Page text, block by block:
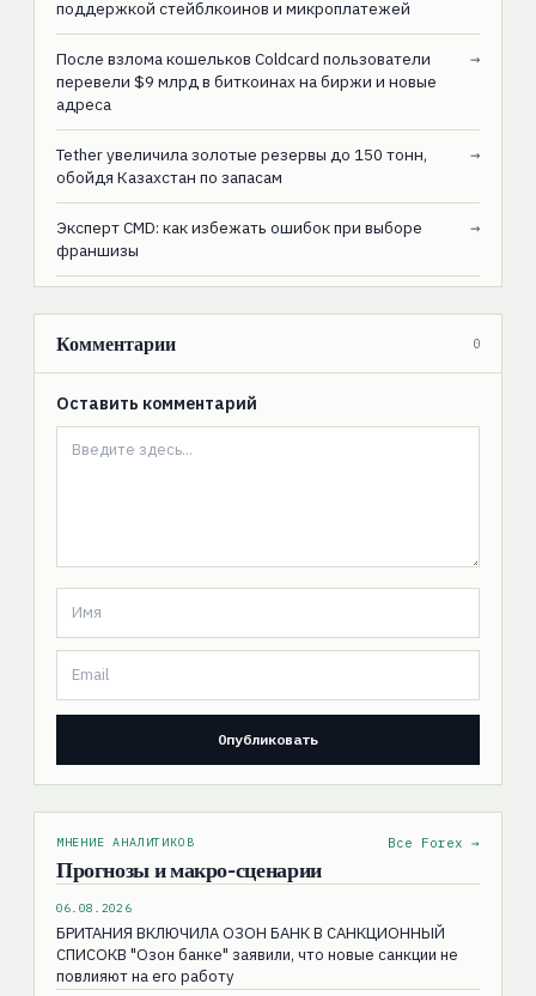
поддержкой стейблкоинов и микроплатежей
После взлома кошельков Coldcard пользователи
перевели $9 млрд в биткоинах на биржи и новые
адреса
→
Tether увеличила золотые резервы до 150 тонн,
обойдя Казахстан по запасам
→
Эксперт CMD: как избежать ошибок при выборе
франшизы
→
Комментарии 0
Оставить комментарий
МНЕНИЕ АНАЛИТИКОВ
Прогнозы и макро-сценарии
Все Forex →
06.08.2026
БРИТАНИЯ ВКЛЮЧИЛА ОЗОН БАНК В САНКЦИОННЫЙ
СПИСОКВ "Озон банке" заявили, что новые санкции не
повлияют на его работу